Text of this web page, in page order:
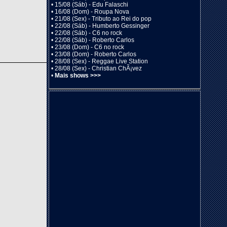
• 15/08 (Sáb) - Edu Falaschi
• 16/08 (Dom) - Roupa Nova
• 21/08 (Sex) - Tributo ao Rei do pop
• 22/08 (Sáb) - Humberto Gessinger
• 22/08 (Sáb) - C6 no rock
• 22/08 (Sáb) - Roberto Carlos
• 23/08 (Dom) - C6 no rock
• 23/08 (Dom) - Roberto Carlos
• 28/08 (Sex) - Reggae Live Station
• 28/08 (Sex) - Christian ChÃ¡vez
• Mais shows >>>